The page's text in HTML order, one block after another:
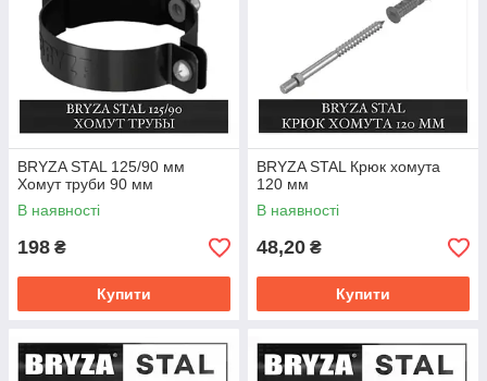
BRYZA STAL 125/90 мм
Хомут труби 90 мм
В наявності
198 ₴
Купити
BRYZA STAL Крюк хомута
120 мм
В наявності
48,20 ₴
Купити